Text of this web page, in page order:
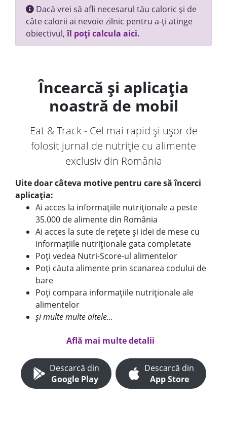
Dacă vrei să afli necesarul tău caloric și de
câte calorii ai nevoie zilnic pentru a-ți atinge
obiectivul,îl poți calcula aici.
Încearcă și aplicația
noastră de mobil
Eat & Track - Cel mai rapid și ușor de
folosit jurnal de nutriție cu alimente
exclusiv din România
Uite doar câteva motive pentru care să încerci
aplicația:
Ai acces la informațiile nutriționale a peste
35.000 de alimente din România
Ai acces la sute de rețete și idei de mese cu
informațiile nutriționale gata completate
Poți vedea Nutri-Score-ul alimentelor
Poți căuta alimente prin scanarea codului de
bare
Poți compara informațiile nutriționale ale
alimentelor
și multe multe altele...
Află mai multe detalii
Descarcă din
Google Play
Descarcă din
App Store